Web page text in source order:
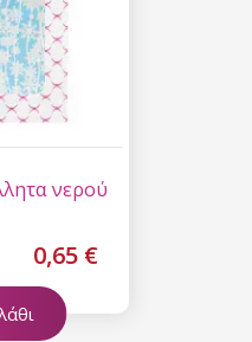
νερού
0,65 €